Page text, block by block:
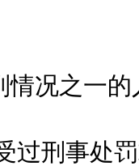
况之一的
刑事处罚